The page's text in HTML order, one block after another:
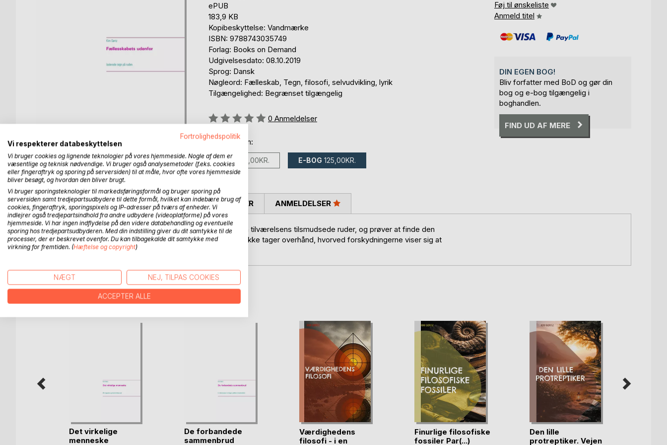
ePUB
183,9 KB
Kopibeskyttelse: Vandmærke
ISBN: 9788743035749
Forlag: Books on Demand
Udgivelsesdato: 08.10.2019
Sprog: Dansk
Nøgleord: Fælleskab, Tegn, filosofi, selvudvikling, lyrik
Tilgængelighed: Begrænset tilgængelig
Anmeldelse::
0 Anmeldelser
Kan fås som:
BOG 160,00KR. E-BOG 125,00KR.
Føj til ønskeliste
Anmeld titel
DIN EGEN BOG!
Bliv forfatter med BoD og gør din
bog og e-bog tilgængelig i
boghandlen.
FIND UD AF MERE
BESKRIVELSE
Fællesskabets udenfor udtrykker en del isolerede tegn på tilværelsens tilsmudsede ruder, og prøver at finde den
form som muliggør at en vis grad af stilsikker gentagelse ikke tager overhånd, hvorved forskydningerne viser sig at
foregå i svært gennemskuelige størrelser og kadencer ...
FORFATTER PRESSEN SKRIVER ANMELDELSER
FLERE TITLER HOSBoD
Det virkelige
menneske
De forbandede
sammenbrud
Værdighedens
filosofi - i en
Finurlige filosofiske
fossiler Par(...)
Den lille
protreptiker. Vejen
Fortrolighedspolitik
Vi respekterer databeskyttelsen
Vi bruger cookies og lignende teknologier på vores hjemmeside. Nogle af dem er
væsentlige og teknisk nødvendige. Vi bruger også analysemetoder (f.eks. cookies
eller fingeraftryk og sporing på serversiden) til at måle, hvor ofte vores hjemmeside
bliver besøgt, og hvordan den bliver brugt.
Vi bruger sporingsteknologier til markedsføringsformål og bruger sporing på
serversiden samt tredjepartsudbydere til dette formål, hvilket kan indebære brug af
cookies, fingeraftryk, sporingspixels og IP-adresser på tværs af enheder. Vi
indlejrer også tredjepartsindhold fra andre udbydere (videoplatforme) på vores
hjemmeside. Vi har ingen indflydelse på den videre databehandling og eventuelle
sporing hos tredjepartsudbyderen. Med din indstilling giver du dit samtykke til de
processer, der er beskrevet ovenfor. Du kan tilbagekalde dit samtykke med
virkning for fremtiden. (Hæftelse og copyright)
NÆGT NEJ, TILPAS COOKIES
ACCEPTER ALLE